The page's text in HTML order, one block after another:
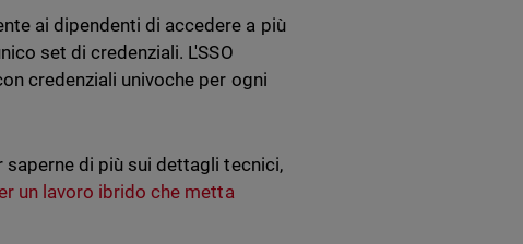
ai dipendenti di accedere a più
set di credenziali. L'SSO
credenziali univoche per ogni
di più sui dettagli tecnici,
un lavoro ibrido che metta